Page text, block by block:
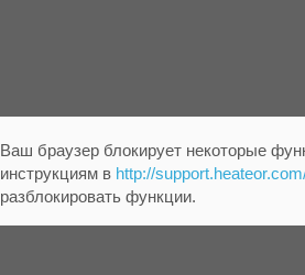
Ваш браузер блокирует некоторые
инструкциям в http://
разблокировать функции.